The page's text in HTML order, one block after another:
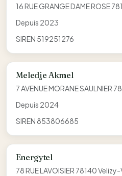
16 RUE GRANGE DAME ROSE
Depuis 2023
SIREN 519251276
Meledje Akmel
7 AVENUE MORANE SAULNIER
Depuis 2024
SIREN 853806685
Energytel
78 RUE LAVOISIER 78140